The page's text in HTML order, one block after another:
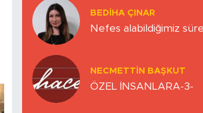
BEDIHA ÇINAR
Nefes alabildiğimiz
NECMETTIN BAŞKUT
ÖZEL İNSANLARA-3-